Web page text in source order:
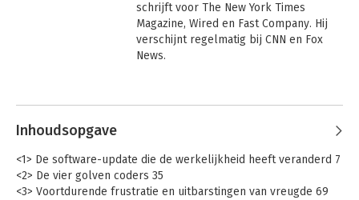
schrijft voor The New York Times
Magazine, Wired en Fast Company. Hij
verschijnt regelmatig bij CNN en Fox
News.
Andere boeken door Clive
Thompson
Inhoudsopgave
<1> De software-update die de werkelijkheid heeft veranderd 7
<2> De vier golven coders 35
<3> Voortdurende frustratie en uitbarstingen van vreugde 69